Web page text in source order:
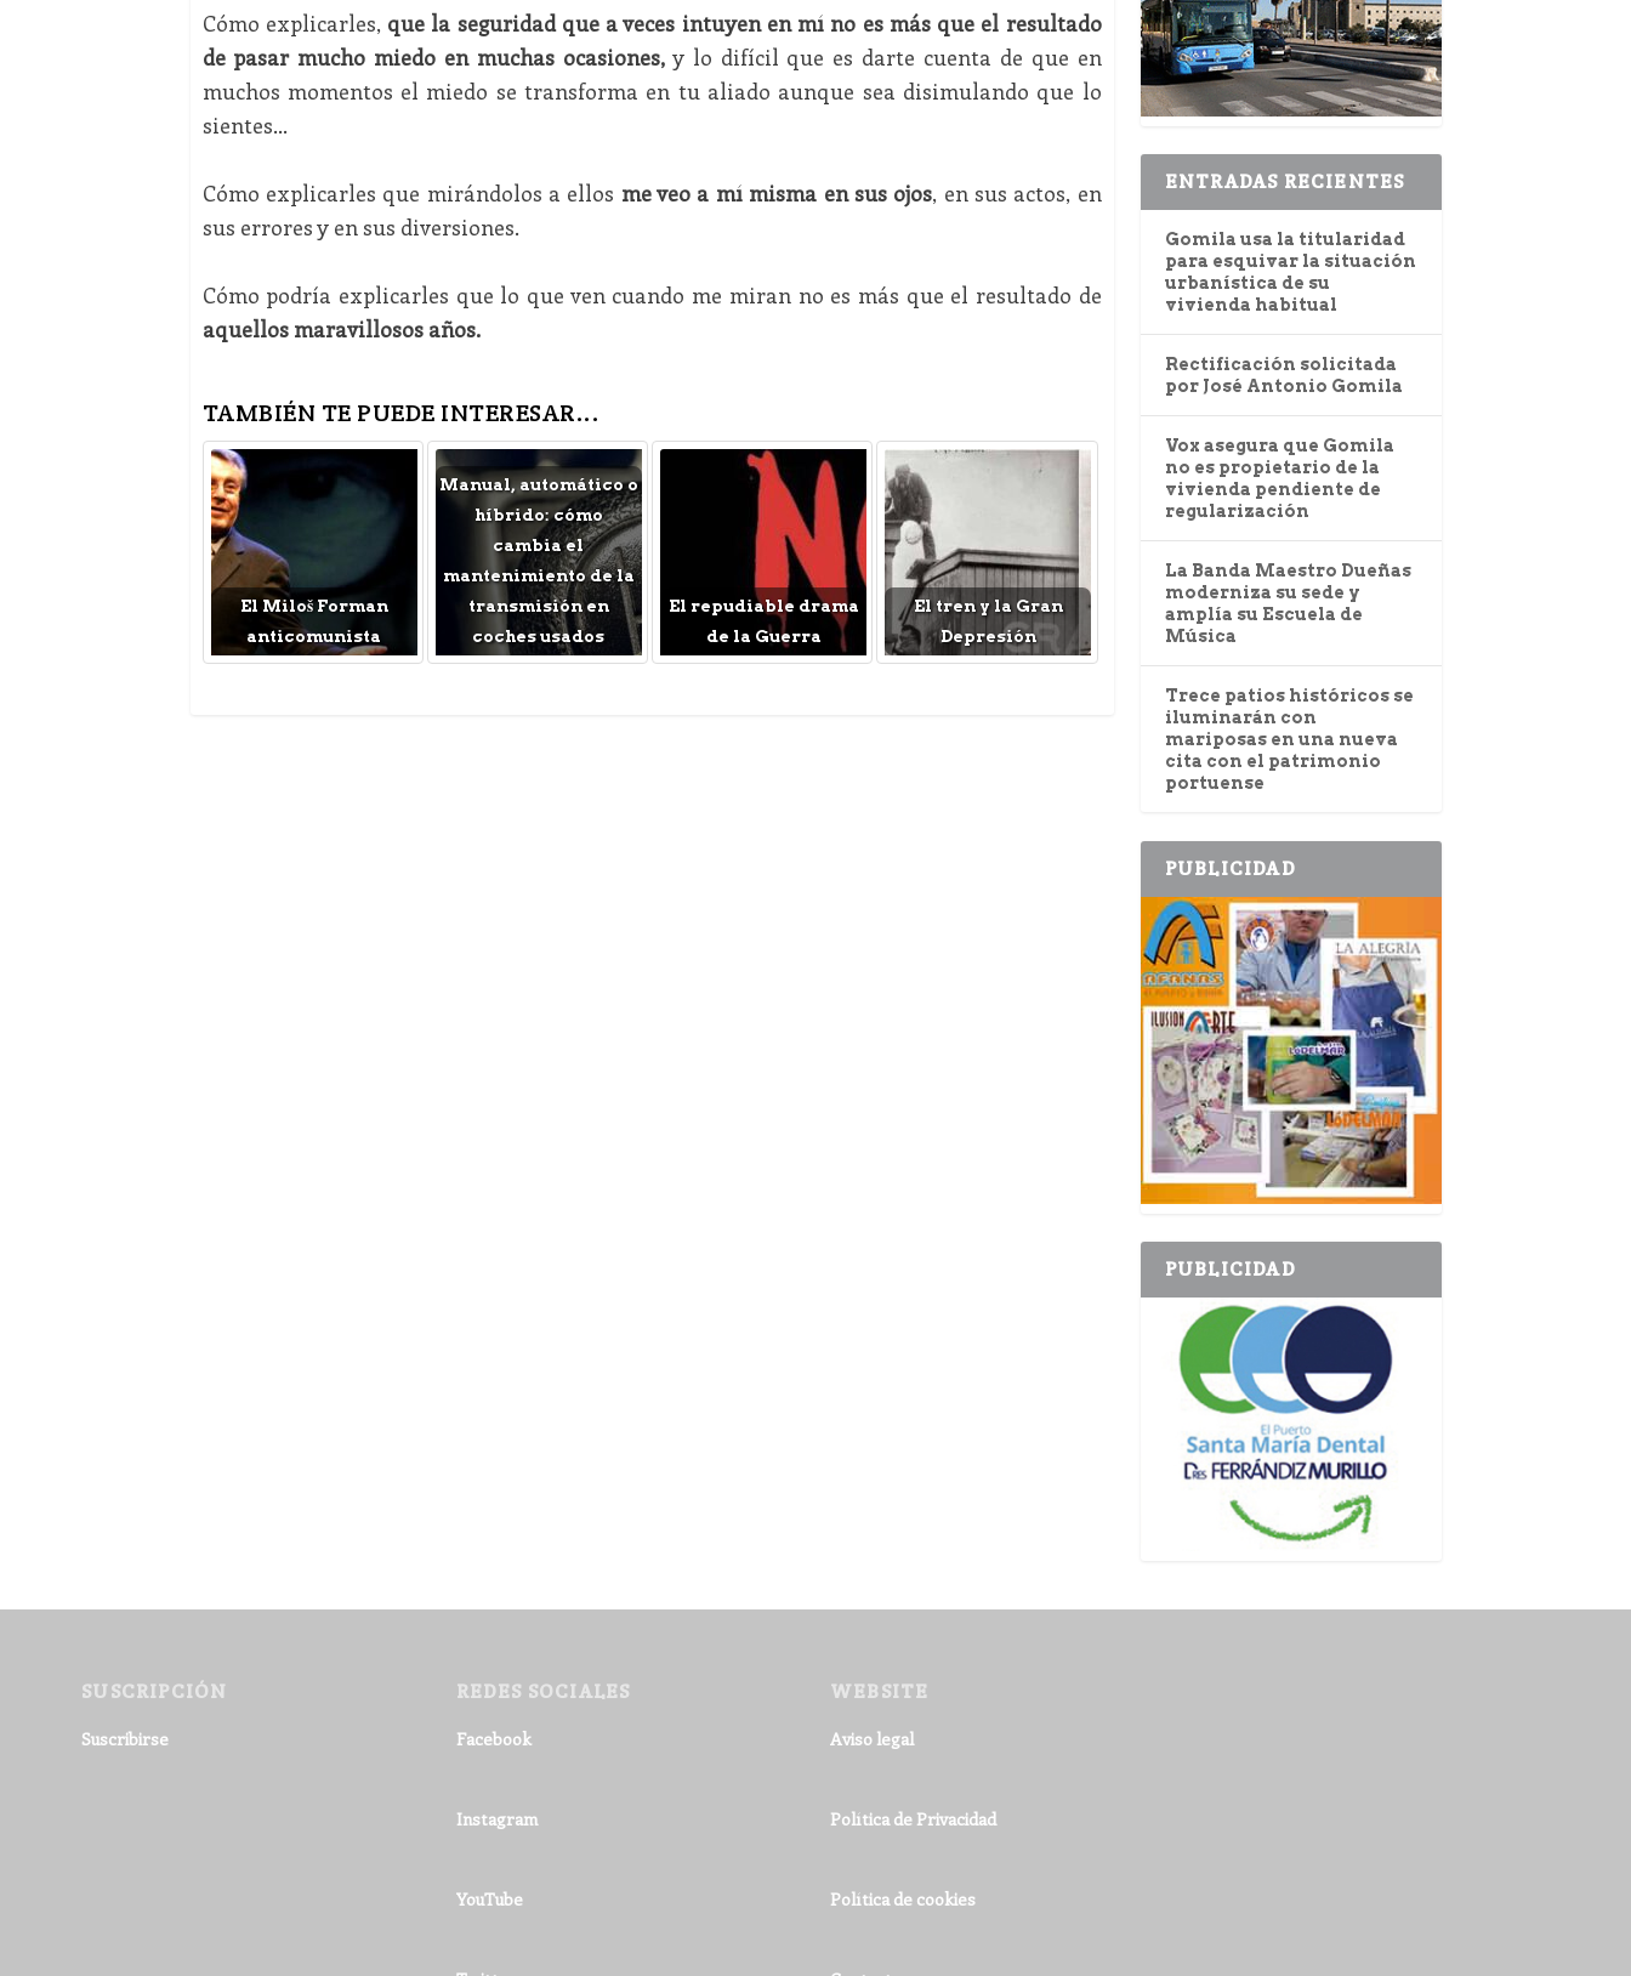
Cómo explicarles, que la seguridad que a veces intuyen en mí no es más que el resultado
de pasar mucho miedo en muchas ocasiones,y lo difícil que es darte cuenta de que en
muchos momentos el miedo se transforma en tu aliado aunque sea disimulando que lo
sientes…
Cómo explicarles que mirándolos a ellos me veo a mí misma en sus ojos, en sus actos, en
sus errores y en sus diversiones.
Cómo podría explicarles que lo que ven cuando me miran no es más que el resultado de
aquellos maravillosos años.
TAMBIÉN TE PUEDE INTERESAR...
El Miloš Forman
anticomunista
Manual, automático o
híbrido: cómo
cambia el
mantenimiento de la
transmisión en
coches usados
El repudiable drama
de la Guerra
El tren y la Gran
Depresión
ENTRADAS RECIENTES
Gomila usa la titularidad
para esquivar la situación
urbanística de su
vivienda habitual
Rectificación solicitada
por José Antonio Gomila
Vox asegura que Gomila
no es propietario de la
vivienda pendiente de
regularización
La Banda Maestro Dueñas
moderniza su sede y
amplía su Escuela de
Música
Trece patios históricos se
iluminarán con
mariposas en una nueva
cita con el patrimonio
portuense
PUBLICIDAD
PUBLICIDAD
SUSCRIPCIÓN
Suscribirse
REDES SOCIALES
Facebook
Instagram
YouTube
WEBSITE
Aviso legal
Política de Privacidad
Política de cookies